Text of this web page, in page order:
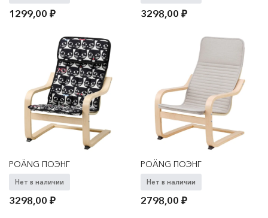
1299,00₽ 3298,00₽
POÄNG ПОЭНГ
Нет в наличии
3298,00₽
POÄNG ПОЭНГ
Нет в наличии
2798,00₽